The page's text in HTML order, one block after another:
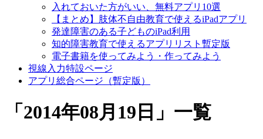
入れておいた方がいい、無料アプリ10選
【まとめ】肢体不自由教育で使えるiPadアプリ
発達障害のある子どものiPad利用
知的障害教育で使えるアプリリスト暫定版
電子書籍を使ってみよう・作ってみよう
視線入力特設ページ
アプリ総合ページ（暫定版）
「 2014年08月19日 」 一覧